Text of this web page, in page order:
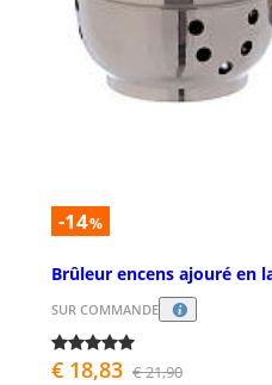
-14%
Brûleur encens ajouré en
SUR COMMANDE
€ 18,83 € 21,90